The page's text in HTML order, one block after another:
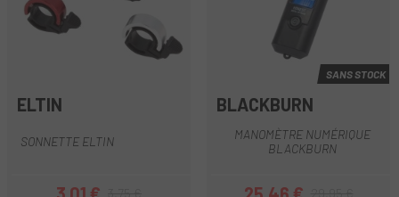
ELTIN
SONNETTE ELTIN
SANS STOCK
BLACKBURN
MANOMÈTRE NUMÉRIQUE
BLACKBURN